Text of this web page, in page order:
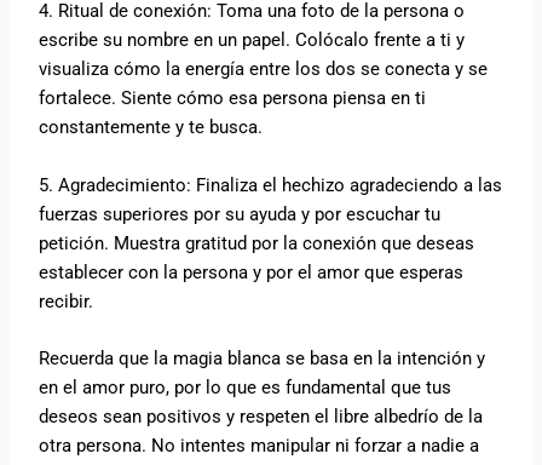
4. Ritual de conexión: Toma una foto de la persona o
escribe su nombre en un papel. Colócalo frente a ti y
visualiza cómo la energía entre los dos se conecta y se
fortalece. Siente cómo esa persona piensa en ti
constantemente y te busca.
5. Agradecimiento: Finaliza el hechizo agradeciendo a las
fuerzas superiores por su ayuda y por escuchar tu
petición. Muestra gratitud por la conexión que deseas
establecer con la persona y por el amor que esperas
recibir.
Recuerda que la magia blanca se basa en la intención y
en el amor puro, por lo que es fundamental que tus
deseos sean positivos y respeten el libre albedrío de la
otra persona. No intentes manipular ni forzar a nadie a